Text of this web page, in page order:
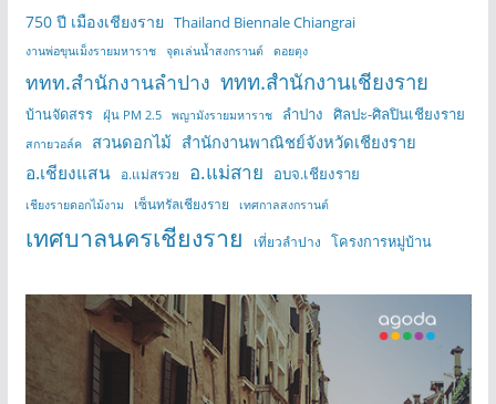
750 ปี เมืองเชียงราย Thailand Biennale Chiangrai
งานพ่อขุนเม็งรายมหาราช จุดเล่นน้ำสงกรานต์ ดอยตุง
ททท.สำนักงานลำปาง ททท.สำนักงานเชียงราย
บ้านจัดสรร ฝุ่น PM 2.5 พญามังรายมหาราช ลำปาง ศิลปะ-ศิลปินเชียงราย
สกายวอล์ค สวนดอกไม้ สำนักงานพาณิชย์จังหวัดเชียงราย
อ.เชียงแสน อ.แม่สรวย อ.แม่สาย อบจ.เชียงราย
เชียงรายดอกไม้งาม เซ็นทรัลเชียงราย เทศกาลสงกรานต์
เทศบาลนครเชียงราย เที่ยวลำปาง โครงการหมู่บ้าน